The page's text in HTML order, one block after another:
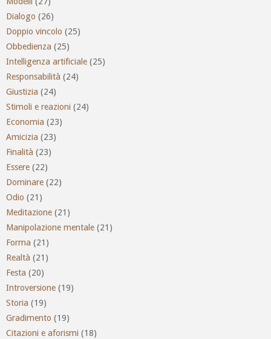
Dialogo (26)
Doppio vincolo (25)
Obbedienza (25)
Intelligenza artificiale (25)
Responsabilità (24)
Giustizia (24)
Stimoli e reazioni (24)
Economia (23)
Amicizia (23)
Finalità (23)
Essere (22)
Dominare (22)
Odio (21)
Meditazione (21)
Manipolazione mentale (21)
Forma (21)
Realtà (21)
Festa (20)
Introversione (19)
Storia (19)
Gradimento (19)
Citazioni e aforismi (18)